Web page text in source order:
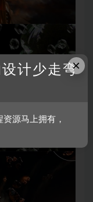
×
计少走弯
源马上拥有，